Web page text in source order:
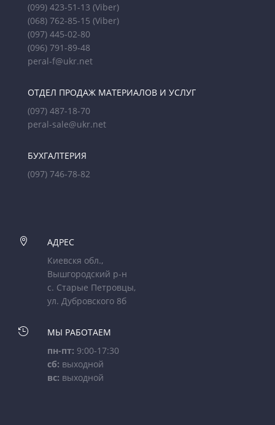
(099) 423-51-13 (Viber)
(068) 762-85-15 (Viber)
(097) 445-02-80
(096) 791-89-48
peral-f@ukr.net
ОТДЕЛ ПРОДАЖ МАТЕРИАЛОВ И УСЛУГ
(097) 487-18-70
peral-sale@ukr.net
БУХГАЛТЕРИЯ
(097) 746-78-82

АДРЕС
Киевскя обл.,
Вышгородский р-н
с. Старые Петровцы,
ул. Дубровского 8б

МЫ РАБОТАЕМ
пн-пт: 9:00-17:30
сб: выходной
вс: выходной